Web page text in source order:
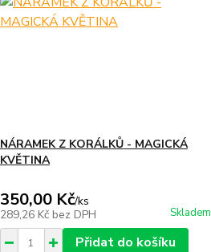
NÁRAMEK Z KORÁLKŮ - MAGICKÁ
KVĚTINA
350,00 Kč/ks
289,26 Kč bez DPH Skladem
Přidat do košíku